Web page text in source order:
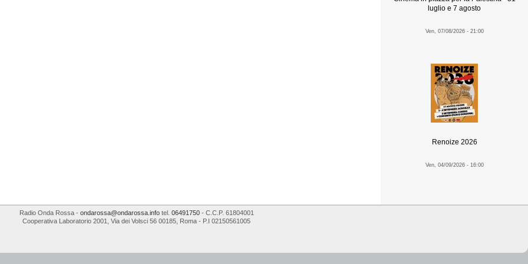
luglio e 7 agosto
Ven, 07/08/2026 - 21:00
Renoize 2026
Ven, 04/09/2026 - 16:00
Radio Onda Rossa- ondarossa@ondarossa.infotel. 06491750- C.C.P. 61804001
Cooperativa Laboratorio 2001
Via dei Volsci 56 00185 Roma - P.I 02150561005